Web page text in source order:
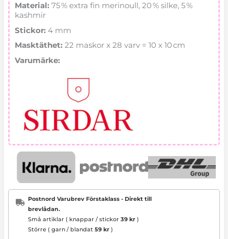
Material: 75 % extra fin merinoull, 20 % silke, 5 %
kashmir
Stickor: 4 mm
Masktäthet: 22 maskor x 28 varv = 10 x 10 cm
Varumärke:
Postnord Varubrev Förstaklass - Direkt till
brevlådan.
Små artiklar ( knappar / stickor 39 kr )
Större ( garn / blandat 59 kr )